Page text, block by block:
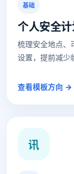
基础
个人安全
梳理安全地点、
设置，提前减少
查看模板方向 →
讯